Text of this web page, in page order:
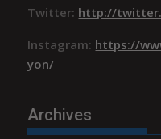
Twitter: http://
Instagram: https://
yon/
Archives